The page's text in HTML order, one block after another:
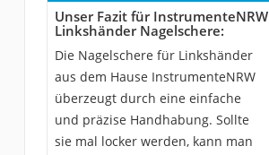
Unser Fazit für InstrumenteNRW
Linkshänder Nagelschere:
Die Nagelschere für Linkshänder
aus dem Hause InstrumenteNRW
überzeugt durch eine einfache
und präzise Handhabung. Sollte
sie mal locker werden, kann man